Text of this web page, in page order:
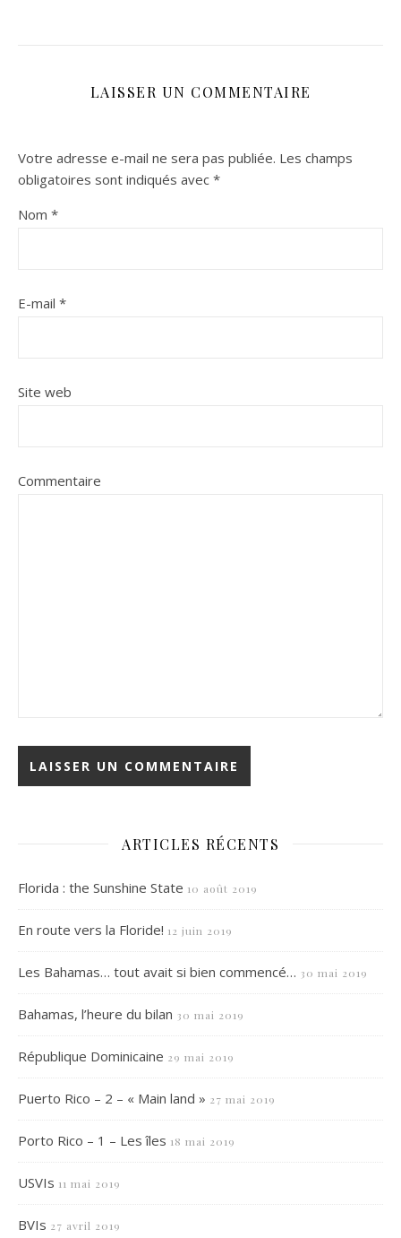
LAISSER UN COMMENTAIRE
Votre adresse e-mail ne sera pas publiée. Les champs
obligatoires sont indiqués avec *
Nom *
E-mail *
Site web
Commentaire
ARTICLES RÉCENTS
Florida : the Sunshine State 10 août 2019
En route vers la Floride! 12 juin 2019
Les Bahamas… tout avait si bien commencé… 30 mai 2019
Bahamas, l’heure du bilan 30 mai 2019
République Dominicaine 29 mai 2019
Puerto Rico – 2 – « Main land » 27 mai 2019
Porto Rico – 1 – Les îles 18 mai 2019
USVIs 11 mai 2019
BVIs 27 avril 2019